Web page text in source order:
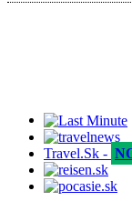
Travel.Sk -